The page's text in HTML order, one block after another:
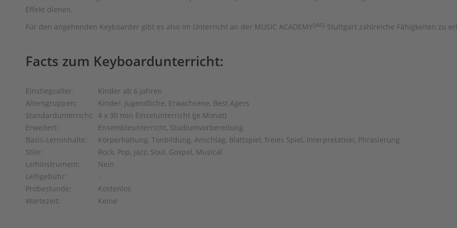
Effekt dienen.
Für den angehenden Keyboarder gibt es also im Unterricht an der MUSIC ACADEMY[JAS] Stuttgart zahlreiche Fähigkeiten zu
Facts zum Keyboardunterricht:
Einstiegsalter:
Kinder ab 6 Jahren
Altersgruppen:
Kinder, Jugendliche, Erwachsene, Best Agers
Standardunterricht: 4 x 30 min Einzelunterricht (je Monat)
Erweitert:
Ensembleunterricht, Studiumvorbereitung
Basis-Lerninhalte:
Körperhaltung, Tonbildung, Anschlag, Blattspiel, freies Spiel, Interpretation, Phrasierung
Stile:
Rock, Pop, Jazz, Soul, Gospel, Musical
Leihinstrument:
Nein
Leihgebühr:
-
Probestunde:
Kostenlos
Wartezeit:
Keine